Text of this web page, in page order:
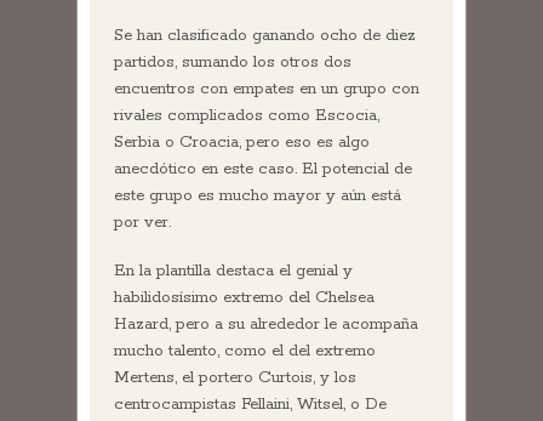
Se han clasificado ganando ocho de diez
partidos, sumando los otros dos
encuentros con empates en un grupo con
rivales complicados como Escocia,
Serbia o Croacia, pero eso es algo
anecdótico en este caso. El potencial de
este grupo es mucho mayor y aún está
por ver.
En la plantilla destaca el genial y
habilidosísimo extremo del Chelsea
Hazard, pero a su alrededor le acompaña
mucho talento, como el del extremo
Mertens, el portero Curtois, y los
centrocampistas Fellaini, Witsel, o De